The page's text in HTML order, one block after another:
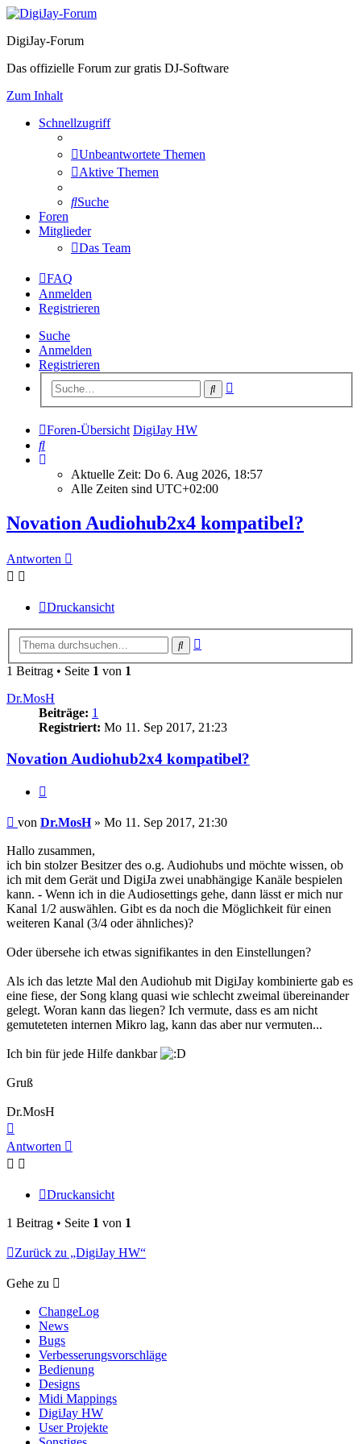
DigiJay-Forum
Das offizielle Forum zur gratis DJ-Software
Zum Inhalt
Schnellzugriff
Unbeantwortete Themen
Aktive Themen
Suche
Foren
Mitglieder
Das Team
FAQ
Anmelden
Registrieren
Suche
Anmelden
Registrieren
Suche
Foren-Übersicht DigiJay HW
Suche
Aktuelle Zeit: Do 6. Aug 2026, 18:57
Alle Zeiten sind UTC+02:00
Novation Audiohub2x4 kompatibel?
Antworten
Druckansicht
Suche
1 Beitrag • Seite 1 von 1
Dr.MosH
Beiträge: 1
Registriert: Mo 11. Sep 2017, 21:23
Novation Audiohub2x4 kompatibel?
Beitrag
von Dr.MosH» Mo 11. Sep 2017, 21:30
Hallo zusammen,
ich bin stolzer Besitzer des o.g. Audiohubs und möchte wissen, ob
ich mit dem Gerät und DigiJa zwei unabhängige Kanäle bespielen
kann. - Wenn ich in die Audiosettings gehe, dann lässt er mich nur
Kanal 1/2 auswählen. Gibt es da noch die Möglichkeit für einen
weiteren Kanal (3/4 oder ähnliches)?
Oder übersehe ich etwas signifikantes in den Einstellungen?
Als ich das letzte Mal den Audiohub mit DigiJay kombinierte gab es
eine fiese, der Song klang quasi wie schlecht zweimal übereinander
gelegt. Woran kann das liegen? Ich vermute, dass es am nicht
gemuteteten internen Mikro lag, kann das aber nur vermuten...
Ich bin für jede Hilfe dankbar
Gruß
Dr.MosH
oben
Antworten
Druckansicht
1 Beitrag • Seite 1 von 1
Zurück zu „DigiJay HW“
Gehe zu
ChangeLog
News
Bugs
Verbesserungsvorschläge
Bedienung
Designs
Midi Mappings
DigiJay HW
User Projekte